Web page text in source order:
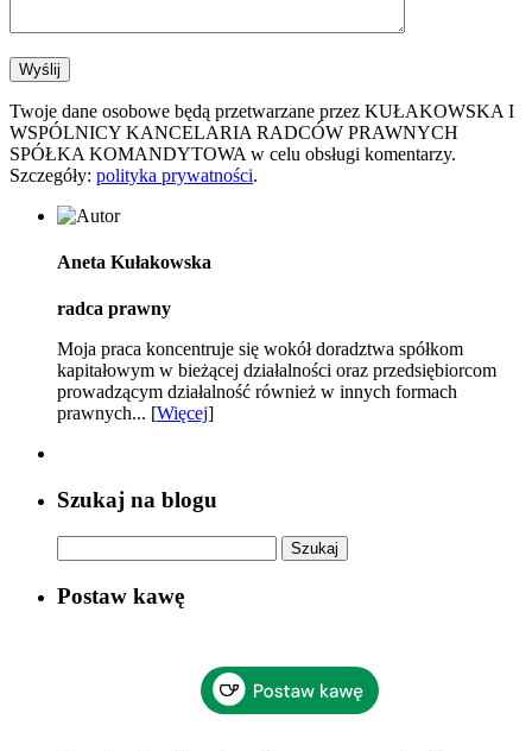
Twoje dane osobowe będą przetwarzane przez KUŁAKOWSKA I
WSPÓLNICY KANCELARIA RADCÓW PRAWNYCH
SPÓŁKA KOMANDYTOWA w celu obsługi komentarzy.
Szczegóły: polityka prywatności.
Aneta Kułakowska
radca prawny
Moja praca koncentruje się wokół doradztwa spółkom
kapitałowym w bieżącej działalności oraz przedsiębiorcom
prowadzącym działalność również w innych formach
prawnych... [Więcej]
Szukaj na blogu
Postaw kawę